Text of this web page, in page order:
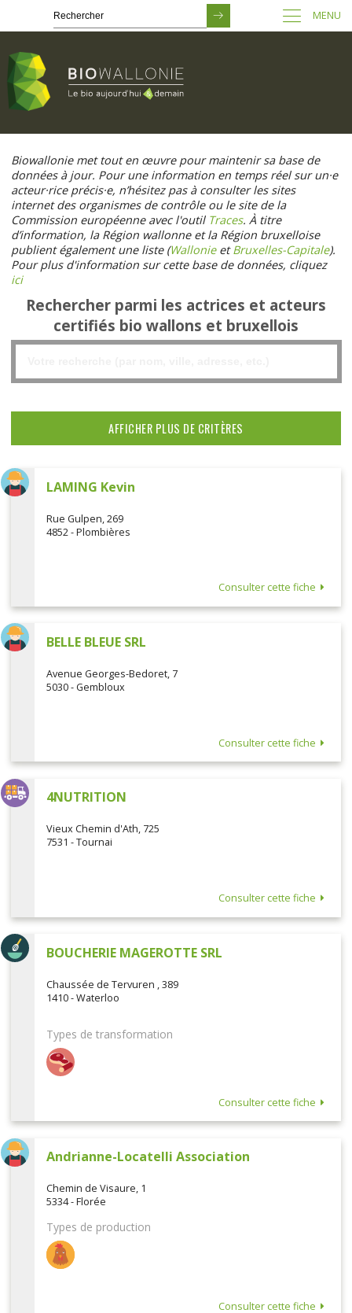
contenu
principal
MENU
Biowallonie met tout en œuvre pour maintenir sa base de
données à jour. Pour une information en temps réel sur un·e
acteur·rice précis·e, n’hésitez pas à consulter les sites
internet des organismes de contrôle ou le site de la
Commission européenne avec l'outil Traces. À titre
d’information, la Région wallonne et la Région bruxelloise
publient également une liste (WallonieetBruxelles-Capitale).
Pour plus d'information sur cette base de données, cliquez
ici
Rechercher parmi les actrices et acteurs
certifiés bio wallons et bruxellois
LAMING Kevin
Rue Gulpen, 269
4852 - Plombières
Consulter cette fiche
BELLE BLEUE SRL
Avenue Georges-Bedoret, 7
5030 - Gembloux
Consulter cette fiche
4NUTRITION
Vieux Chemin d'Ath, 725
7531 - Tournai
Consulter cette fiche
BOUCHERIE MAGEROTTE SRL
Chaussée de Tervuren , 389
1410 - Waterloo
Types de transformation
Consulter cette fiche
Andrianne-Locatelli Association
Chemin de Visaure, 1
5334 - Florée
Types de production
Consulter cette fiche
AFFICHER PLUS DE CRITÈRES